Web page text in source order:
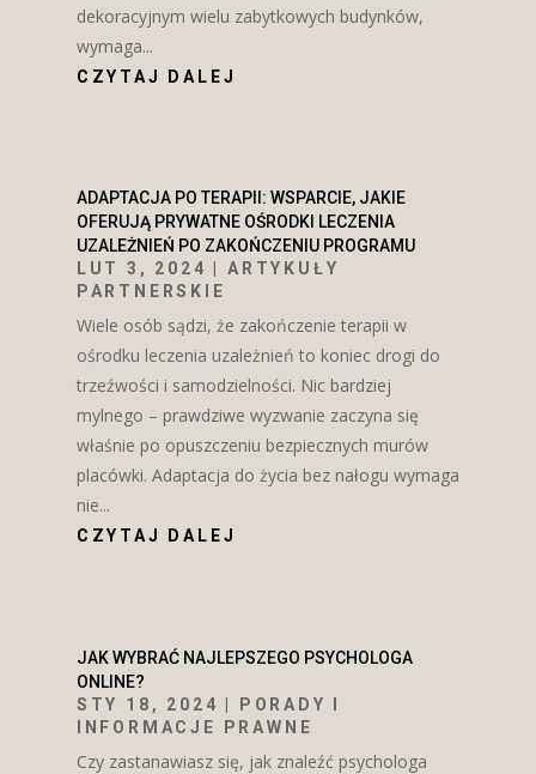
dekoracyjnym wielu zabytkowych budynków,
wymaga...
CZYTAJ DALEJ
ADAPTACJA PO TERAPII: WSPARCIE, JAKIE
OFERUJĄ PRYWATNE OŚRODKI LECZENIA
UZALEŻNIEŃ PO ZAKOŃCZENIU PROGRAMU
LUT 3, 2024
|ARTYKUŁY
PARTNERSKIE
Wiele osób sądzi, że zakończenie terapii w
ośrodku leczenia uzależnień to koniec drogi do
trzeźwości i samodzielności. Nic bardziej
mylnego – prawdziwe wyzwanie zaczyna się
właśnie po opuszczeniu bezpiecznych murów
placówki. Adaptacja do życia bez nałogu wymaga
nie...
CZYTAJ DALEJ
JAK WYBRAĆ NAJLEPSZEGO PSYCHOLOGA
ONLINE?
STY 18, 2024
PORADY I
INFORMACJE PRAWNE
Czy zastanawiasz się, jak znaleźć psychologa